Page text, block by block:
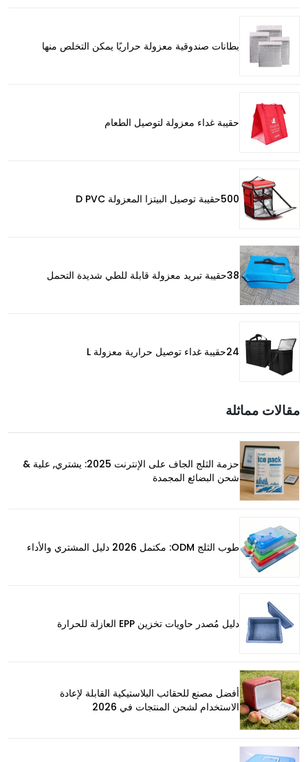
بطانات صندوقية معزولة حراريًا يمكن التخلص منها
حقيبة غداء معزولة لتوصيل الطعام
500حقيبة توصيل البيتزا المعزولة D PVC
38حقيبة تبريد معزولة قابلة للطي شديدة التحمل
24حقيبة غداء توصيل حرارية معزولة L
مقالات مماثلة
حزمة الثلج الجاف على الإنترنت 2025: يشتري, علية &
شحن البضائع المجمدة
طوب الثلج ODM: مكتمل 2026 دليل المشتري والأداء
دليل مُصدر حاويات تخزين EPP العازلة للحرارة
أفضل مصنع للحقائب البلاستيكية القابلة لإعادة
الاستخدام لشحن المنتجات في 2026